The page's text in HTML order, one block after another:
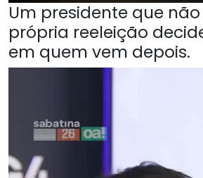
Um presidente que
própria reeleição
em quem vem depois.